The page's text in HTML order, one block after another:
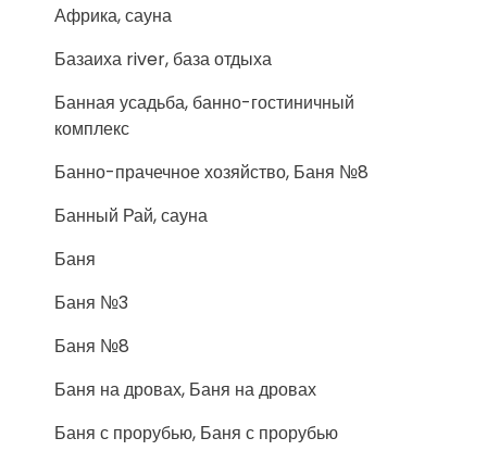
Африка, сауна
Базаиха river, база отдыха
Банная усадьба, банно-гостиничный
комплекс
Банно-прачечное хозяйство, Баня №8
Банный Рай, сауна
Баня
Баня №3
Баня №8
Баня на дровах, Баня на дровах
Баня с прорубью, Баня с прорубью